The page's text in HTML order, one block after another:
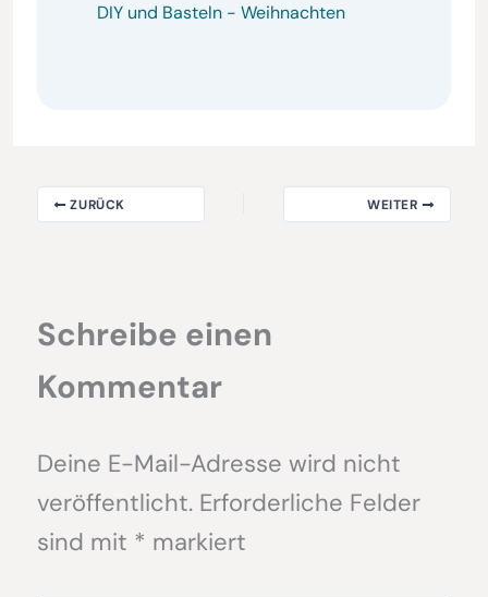
DIY und Basteln- Weihnachten
ZURÜCK WEITER
Schreibe einen
Kommentar
Deine E-Mail-Adresse wird nicht
veröffentlicht. Erforderliche Felder
sind mit * markiert